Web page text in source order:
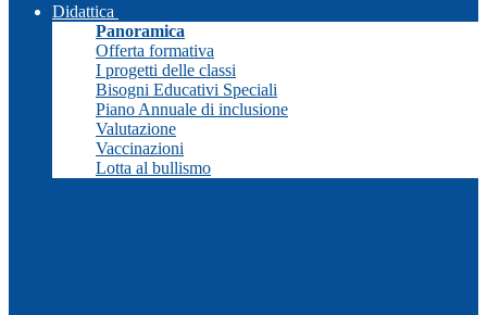
Didattica
Panoramica
Offerta formativa
I progetti delle classi
Bisogni Educativi Speciali
Piano Annuale di inclusione
Valutazione
Vaccinazioni
Lotta al bullismo